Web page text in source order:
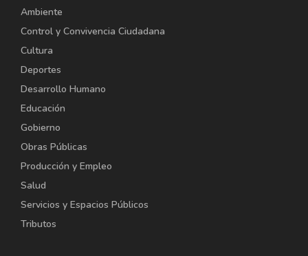
Ambiente
Control y Convivencia Ciudadana
Cultura
Deportes
Desarrollo Humano
Educación
Gobierno
Obras Públicas
Producción y Empleo
Salud
Servicios y Espacios Públicos
Tributos